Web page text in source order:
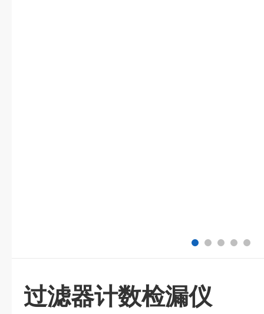
过滤器计数检漏仪